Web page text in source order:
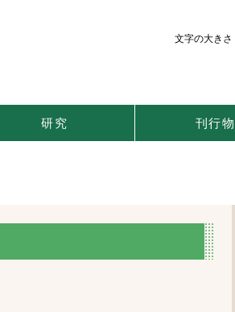
文字の大きさ
研究 刊行物